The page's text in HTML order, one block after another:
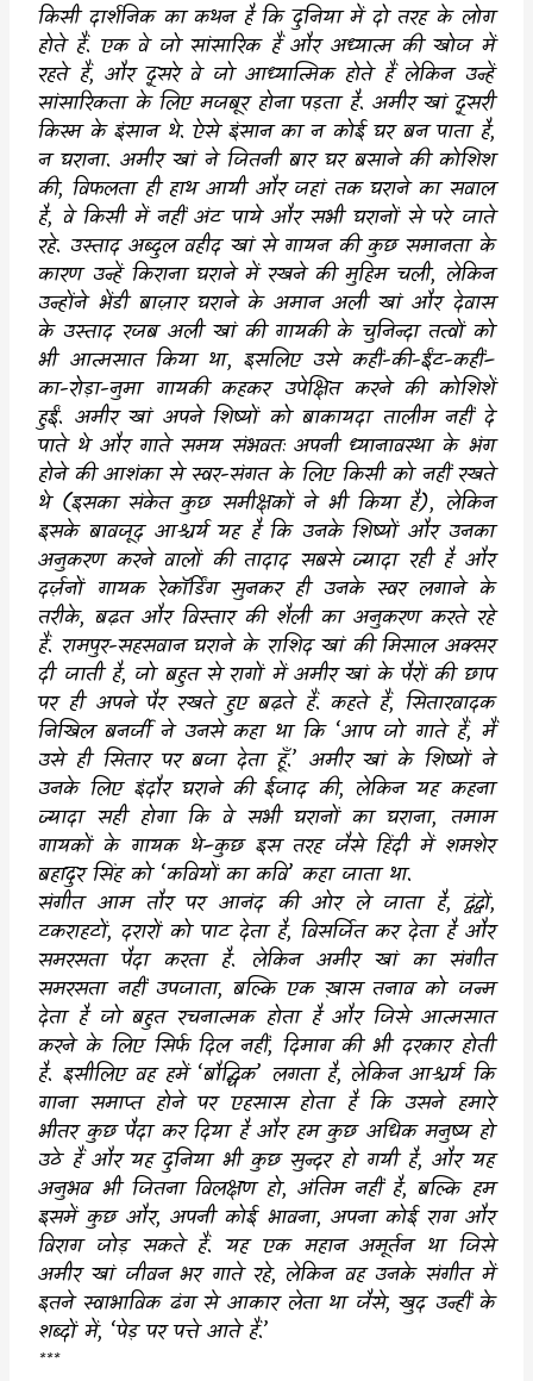
किसी दार्शनिक का कथन है कि दुनिया में दो तरह के लोग
होते हैं. एक वे जो सांसारिक हैं और अध्यात्म की खोज में
रहते हैं,और दूसरे वे जो आध्यात्मिक होते हैं लेकिन उन्हें
सांसारिकता के लिए मजबूर होना पड़ता है. अमीर खां दूसरी
किस्म के इंसान थे. ऐसे इंसान का न कोई घर बन पाता है,
न घराना. अमीर खां ने जितनी बार घर बसाने की कोशिश
की,विफलता ही हाथ आयी और जहां तक घराने का सवाल
है, वे किसी में नहीं अंट पाये और सभी घरानों से परे जाते
रहे. उस्ताद अब्दुल वहीद खां से गायन की कुछ समानता के
कारण उन्हें किराना घराने में रखने की मुहिम चली, लेकिन
उन्होंने भेंडी बाज़ार घराने के अमान अली खां और देवास
के उस्ताद रजब अली खां की गायकी के चुनिन्दा तत्वों को
भी आत्मसात किया था, इसलिए उसे कहीं-की-ईंट-कहीं–
का-रोड़ा-नुमा गायकी कहकर उपेक्षित करने की कोशिशें
हुईं. अमीर खां अपने शिष्यों को बाकायदा तालीम नहीं दे
पाते थे और गाते समय संभवतः अपनी ध्यानावस्था के भंग
होने की आशंका से स्वर-संगत के लिए किसी को नहीं रखते
थे (इसका संकेत कुछ समीक्षकों ने भी किया है), लेकिन
इसके बावजूद आश्चर्य यह है कि उनके शिष्यों और उनका
अनुकरण करने वालों की तादाद सबसे ज्यादा रही है और
दर्ज़नों गायक रेकॉर्डिंग सुनकर ही उनके स्वर लगाने के
तरीके,बढ़त और विस्तार की शैली का अनुकरण करते रहे
हैं. रामपुर-सहसवान घराने के राशिद खां की मिसाल अक्सर
दी जाती है, जो बहुत से रागों में अमीर खां के पैरों की छाप
पर ही अपने पैर रखते हुए बढ़ते हैं. कहते हैं, सितारवादक
निखिल बनर्जी ने उनसे कहा था कि ‘आप जो गाते हैं, मैं
उसे ही सितार पर बजा देता हूँ.’ अमीर खां के शिष्यों ने
उनके लिए इंदौर घराने की ईजाद की, लेकिन यह कहना
ज्यादा सही होगा कि वे सभी घरानों का घराना, तमाम
गायकों के गायक थे–कुछ इस तरह जैसे हिंदी में शमशेर
बहादुर सिंह को ‘कवियों का कवि’कहा जाता था.
संगीत आम तौर पर आनंद की ओर ले जाता है,द्वंद्वों,
टकराहटों,दरारों को पाट देता है, विसर्जित कर देता है और
समरसता पैदा करता है. लेकिन अमीर खां का संगीत
समरसता नहीं उपजाता, बल्कि एक ख़ास तनाव को जन्म
देता है जो बहुत रचनात्मक होता है और जिसे आत्मसात
करने के लिए सिर्फ दिल नहीं, दिमाग की भी दरकार होती
है. इसीलिए वह हमें‘बौद्धिक’ लगता है, लेकिन आश्चर्य कि
गाना समाप्त होने पर एहसास होता है कि उसने हमारे
भीतर कुछ पैदा कर दिया है और हम कुछ अधिक मनुष्य हो
उठे हैं और यह दुनिया भी कुछ सुन्दर हो गयी है,और यह
अनुभव भी जितना विलक्षण हो,अंतिम नहीं है,बल्कि हम
इसमें कुछ और,अपनी कोई भावना, अपना कोई राग और
विराग जोड़ सकते हैं. यह एक महान अमूर्तन था जिसे
अमीर खां जीवन भर गाते रहे, लेकिन वह उनके संगीत में
इतने स्वाभाविक ढंग से आकार लेता था जैसे,खुद उन्हीं के
शब्दों में, ‘पेड़ पर पत्ते आते हैं.’
***